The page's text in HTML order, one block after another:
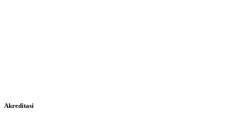
Akreditasi